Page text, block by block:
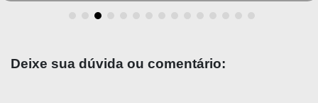
Deixe sua dúvida ou comentário: